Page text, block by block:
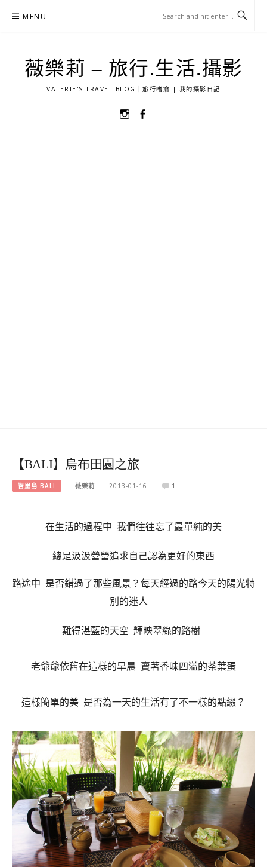
MENU
薇樂莉 – 旅行.生活.攝影
VALERIE'S TRAVEL BLOG｜旅行嗜癮 | 我的攝影日記
選
【BALI】烏布田園之旅
峇里島 BALI 薇樂莉 2013-01-16 1
在生活的過程中 我們往往忘了最單純的美
總是汲汲營營追求自己認為更好的東西
路途中 是否錯過了那些風景？ 每天經過的路今天的陽光特
別的迷人
難得湛藍的天空 輝映翠綠的路樹
老爺爺依舊在這樣的早晨 賣著香味四溢的茶葉蛋
這樣簡單的美 是否為一天的生活有了不一樣的點綴？